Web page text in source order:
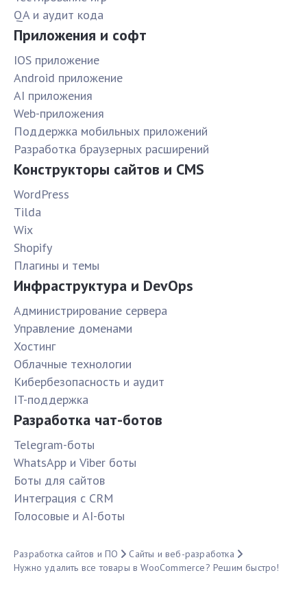
QA и аудит кода
Приложения и софт
IOS приложение
Android приложение
AI приложения
Web-приложения
Поддержка мобильных приложений
Разработка браузерных расширений
Конструкторы сайтов и CMS
WordPress
Tilda
Wix
Shopify
Плагины и темы
Инфраструктура и DevOps
Администрирование сервера
Управление доменами
Хостинг
Облачные технологии
Кибербезопасность и аудит
IT-поддержка
Разработка чат-ботов
Telegram-боты
WhatsApp и Viber боты
Боты для сайтов
Интеграция с CRM
Голосовые и AI-боты
Разработка сайтов и ПО
Сайты и веб-разработка
Нужно удалить все товары в WooCommerce? Решим быстро!